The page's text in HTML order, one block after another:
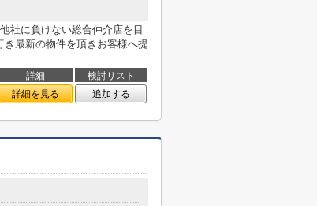
社に負けない総合仲介店を目
最新の物件を頂きお客様へ提
詳細
検討リスト
詳細を見る 追加する